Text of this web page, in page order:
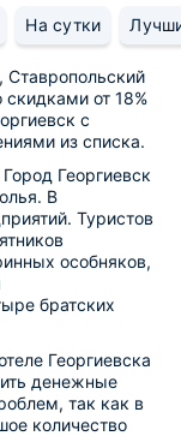
На сутки
Ставропольский
от 18%
с
из списка.
Город Георгиевск
В
Туристов
особняков,
братских
Георгиевска
денежные
так как в
количество